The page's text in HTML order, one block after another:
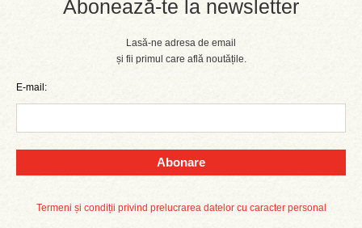
Abonează-te la newsletter
Lasă-ne adresa de email
și fii primul care află noutățile.
E-mail:
Abonare
Termeni și condiții privind prelucrarea datelor cu caracter personal